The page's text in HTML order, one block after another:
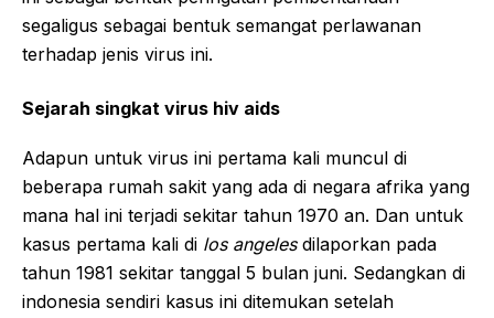
segaligus sebagai bentuk semangat perlawanan
terhadap jenis virus ini.
Sejarah singkat virus hiv aids
Adapun untuk virus ini pertama kali muncul di
beberapa rumah sakit yang ada di negara afrika yang
mana hal ini terjadi sekitar tahun 1970 an. Dan untuk
kasus pertama kali di los angelesdilaporkan pada
tahun 1981 sekitar tanggal 5 bulan juni. Sedangkan di
indonesia sendiri kasus ini ditemukan setelah